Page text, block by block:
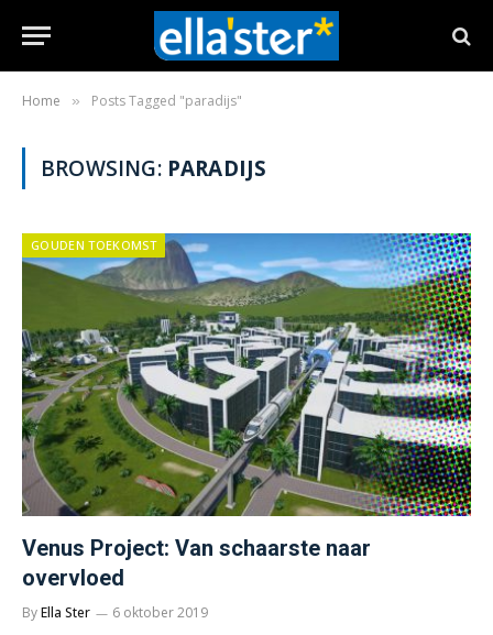
Home » Posts Tagged "paradijs"
BROWSING: PARADIJS
GOUDEN TOEKOMST
Venus Project: Van schaarste naar
overvloed
ByElla Ster 6 oktober 2019